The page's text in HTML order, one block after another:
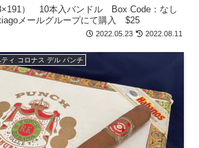
） 10本入バンドル Box Code：なし
メールグループにて購入 $25
2022.05.23 2022.08.11
ィ コロナス デル パンチ